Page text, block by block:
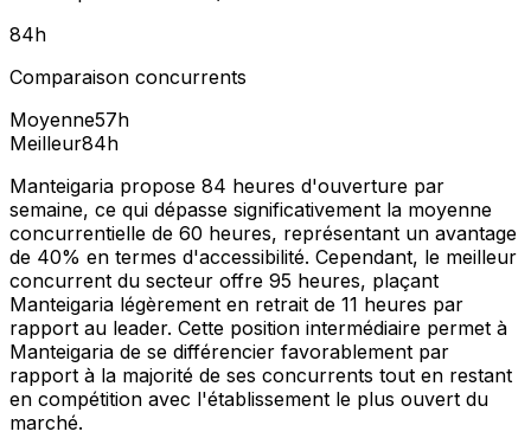
84h
Comparaison concurrents
Moyenne57h
Meilleur84h
Manteigaria propose 84 heures d'ouverture par
semaine, ce qui dépasse significativement la moyenne
concurrentielle de 60 heures, représentant un avantage
de 40% en termes d'accessibilité. Cependant, le meilleur
concurrent du secteur offre 95 heures, plaçant
Manteigaria légèrement en retrait de 11 heures par
rapport au leader. Cette position intermédiaire permet à
Manteigaria de se différencier favorablement par
rapport à la majorité de ses concurrents tout en restant
en compétition avec l'établissement le plus ouvert du
marché.